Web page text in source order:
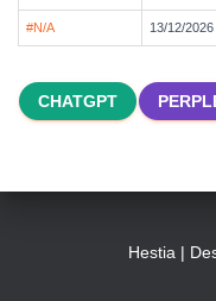
#N/A 13/12/2026
CHATGPT
Hestia |